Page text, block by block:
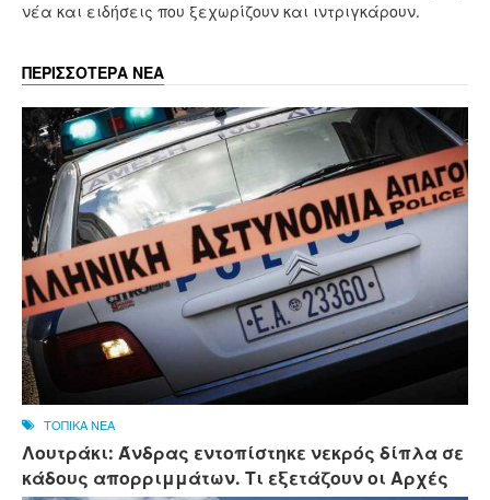
νέα και ειδήσεις που ξεχωρίζουν και ιντριγκάρουν.
ΠΕΡΙΣΣΟΤΕΡΑ ΝΕΑ
ΤΟΠΙΚΑ ΝΕΑ
Λουτράκι: Άνδρας εντοπίστηκε νεκρός δίπλα σε
κάδους απορριμμάτων. Τι εξετάζουν οι Αρχές